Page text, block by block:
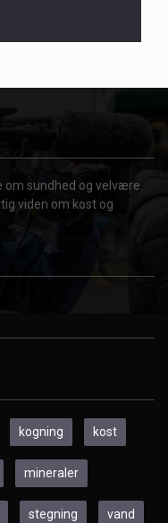
om sundhed og velvære.
viden om kost og
kogning kost
mineraler
stegning vand